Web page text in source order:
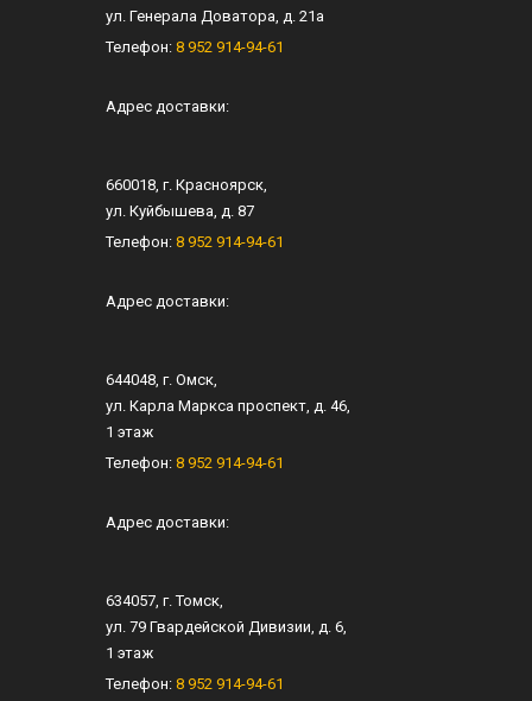
ул. Генерала Доватора, д. 21а
Телефон: 8 952 914-94-61
Адрес доставки:
660018 , г. Красноярск
ул. Куйбышева, д. 87
Телефон: 8 952 914-94-61
Адрес доставки:
644048 , г. Омск
ул. Карла Маркса проспект, д. 46
1 этаж
Телефон: 8 952 914-94-61
Адрес доставки:
634057 , г.Томск
ул. 79 Гвардейской Дивизии, д. 6
1 этаж
Телефон: 8 952 914-94-61